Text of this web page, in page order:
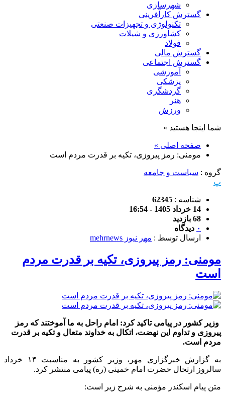
شهرسازی
گسترش کارآفرینی
تکنولوژی و تجهیزات صنعتی
کشاورزی و شیلات
فولاد
گسترش مالی
گسترش اجتماعی
آموزشی
پزشکی
گردشگری
هنر
ورزش
شما اینجا هستید »
صفحه اصلی »
مومنی: رمز پیروزی، تکیه بر قدرت مردم است
گروه : سیاست و جامعه
پ
شناسه : 62345
14 خرداد 1405 - 16:54
68 بازدید
۰ دیدگاه
ارسال توسط : مهر نیوز mehrnews
مومنی: رمز پیروزی، تکیه بر قدرت مردم
است
وزیر کشور در پیامی تاکید کرد: امام راحل به ما آموختند که رمز
پیروزی و تداوم این نهضت، اتکال به خداوند متعال و تکیه بر قدرت
مردم است.
به گزارش خبرگزاری مهر، وزیر کشور به مناسبت ۱۴ خرداد
سالروز ارتحال حضرت امام خمینی (ره) پیامی منتشر کرد.
متن پیام اسکندر مؤمنی به شرح زیر است: